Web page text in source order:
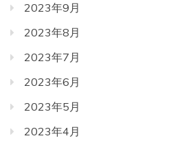
2023年9月
2023年8月
2023年7月
2023年6月
2023年5月
2023年4月